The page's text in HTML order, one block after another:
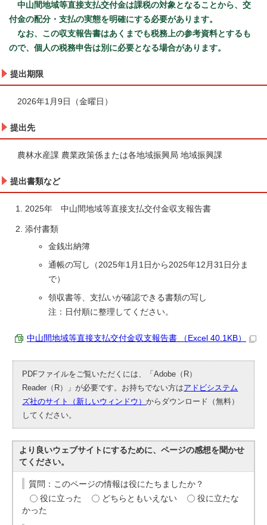
中山間地域等直接支払交付金は課税の対象となることから、交
付金の配分・支払の実態を明確にする必要があります。
なお、この収支報告書はあくまでも税務上の参考資料とするも
ので、個人の税務申告は別に必要となる場合があります。
提出期限
2026年1月9日（金曜日）
提出先
農林水産課 農業政策係または各地域振興局 地域振興課
提出書類など
2025年 中山間地域等直接支払交付金収支報告書
添付書類
金銭出納簿
通帳の写し（2025年1月1日から2025年12月31日分ま
で）
領収書等、支払いが確認できる書類の写し
注：日付順に整理してください。
中山間地域等直接支払交付金収支報告書 （Excel 40.1KB）
PDFファイルをご覧いただくには、「Adobe（R）
Reader（R）」が必要です。お持ちでない方はアドビシステム
ズ社のサイト（新しいウィンドウ）からダウンロード（無料）
してください。
より良いウェブサイトにするために、ページの感想を聞かせ
てください。
質問：このページの情報は役にたちましたか？
役に立った
どちらともいえない
役に立たな
かった